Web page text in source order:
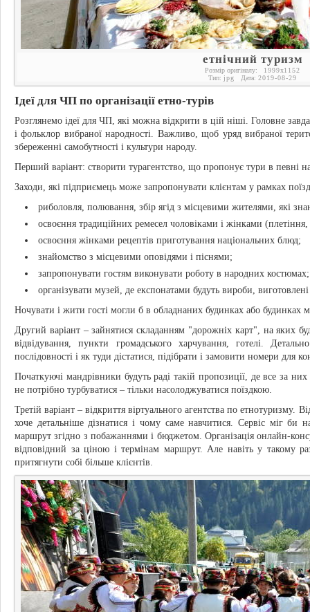
етнічний туризм
Розмір оригіналу: 1999x1152
Тип: jpg Дата: 2019-08-29
Ідеї для ЧП по організації етно-турів
Розглянемо ідеї для ЧП, які можна відкрити в цій ніші. Головне
і фольклор вибраної народності. Важливо, щоб уряд вибраної
збереженні самобутності і культури народу.
Перший варіант: створити турагентство, що пропонує тури в певні
Заходи, які підприємець може запропонувати клієнтам у рамках
риболовля, полювання, збір ягід з місцевими жителями, які
освоєння традиційних ремесел чоловіками і жінками
освоєння жінками рецептів приготування національних блюд;
знайомство з місцевими оповідями і піснями;
запропонувати гостям виконувати роботу в народних костюмах;
організувати музей, де експонатами будуть вироби,
Ночувати і жити гості могли б в обладнаних будинках або будинках
Другий варіант – зайнятися складанням "дорожніх карт", на яких
відвідування, пункти громадського харчування, готелі.
послідовності і як туди дістатися, підібрати і замовити номери для
Початкуючі мандрівники будуть раді такій пропозиції, де все за
не потрібно турбуватися – тільки насолоджуватися поїздкою.
Третій варіант – відкриття віртуального агентства по етнотуризму.
хоче детальніше дізнатися і чому саме навчитися. Сервіс міг би
маршрут згідно з побажаннями і бюджетом. Організація онлайн-
відповідний за ціною і термінам маршрут. Але навіть у такому
притягнути собі більше клієнтів.